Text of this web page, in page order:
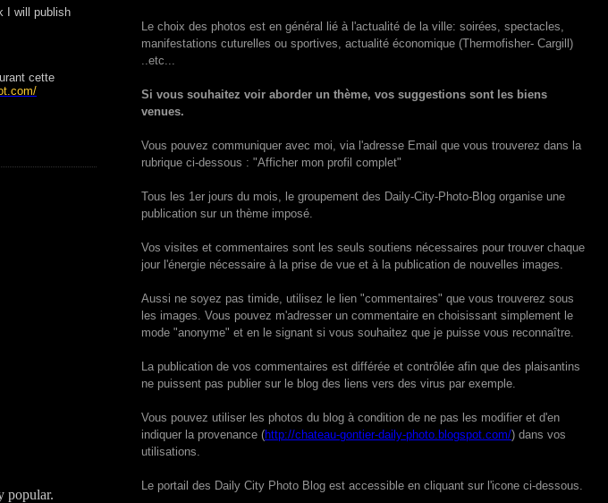
I will publish
cette
popular.
Le choix des photos est en général lié à l'actualité de la ville: soirées, spectacles,
manifestations cuturelles ou sportives, actualité économique (Thermofisher- Cargill)
..etc...
Si vous souhaitez voir aborder un thème, vos suggestions sont les biens
venues.
Vous pouvez communiquer avec moi, via l'adresse Email que vous trouverez dans la
rubrique ci-dessous : "Afficher mon profil complet"
Tous les 1er jours du mois, le groupement des Daily-City-Photo-Blog organise une
publication sur un thème imposé.
Vos visites et commentaires sont les seuls soutiens nécessaires pour trouver chaque
jour l'énergie nécessaire à la prise de vue et à la publication de nouvelles images.
Aussi ne soyez pas timide, utilisez le lien "commentaires" que vous trouverez sous
les images. Vous pouvez m'adresser un commentaire en choisissant simplement le
mode "anonyme" et en le signant si vous souhaitez que je puisse vous reconnaître.
La publication de vos commentaires est différée et contrôlée afin que des plaisantins
ne puissent pas publier sur le blog des liens vers des virus par exemple.
Vous pouvez utiliser les photos du blog à condition de ne pas les modifier et d'en
indiquer la provenance (http://chateau-gontier-daily-photo.blogspot.com/) dans vos
utilisations.
Le portail des Daily City Photo Blog est accessible en cliquant sur l'icone ci-dessous.